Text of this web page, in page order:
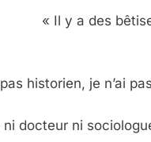
bêtises qu’un
historien, je n’ai
ni docteur ni